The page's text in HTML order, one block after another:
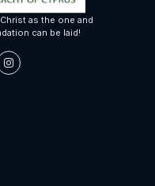
as the one and
can be laid!